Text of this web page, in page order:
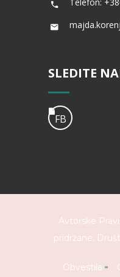
SLEDITE
FB
Avtorske
pridržane,
Obvestila